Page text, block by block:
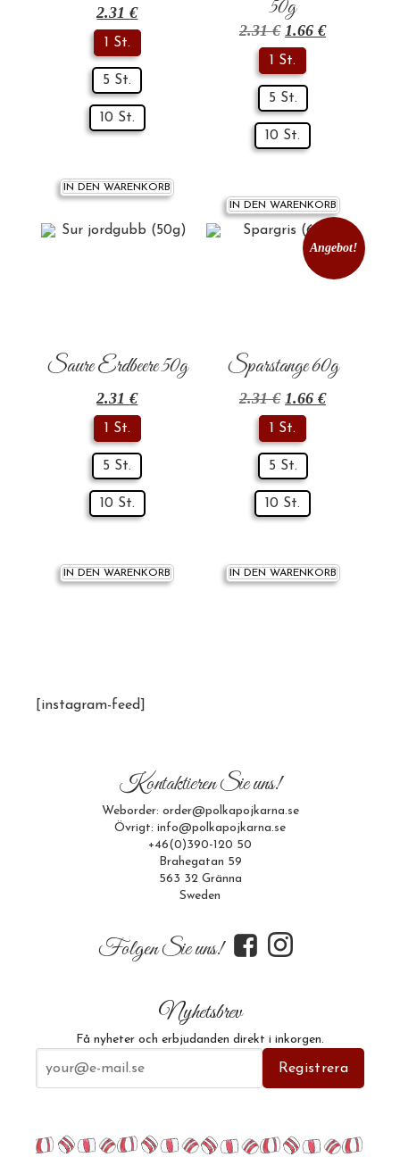
2.31€
1 St.
5 St.
10 St.
IN DEN WARENKORB
50g
2.31€ 1.66€
1 St.
5 St.
10 St.
IN DEN WARENKORB
Saure Erdbeere 50g
2.31€
1 St.
5 St.
10 St.
IN DEN WARENKORB
Angebot!
Sparstange 60g
2.31€ 1.66€
1 St.
5 St.
10 St.
IN DEN WARENKORB
[instagram-feed]
Kontaktieren Sie uns!
Weborder: order@polkapojkarna.se
Övrigt: info@polkapojkarna.se
+46(0)390-120 50
Brahegatan 59
563 32 Gränna
Sweden
Folgen Sie uns! f i
Nyhetsbrev
Få nyheter och erbjudanden direkt i inkorgen.
Registrera